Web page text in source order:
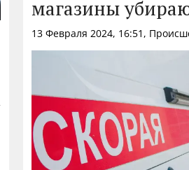
магазины
13 Февраля 2024, 16:51,